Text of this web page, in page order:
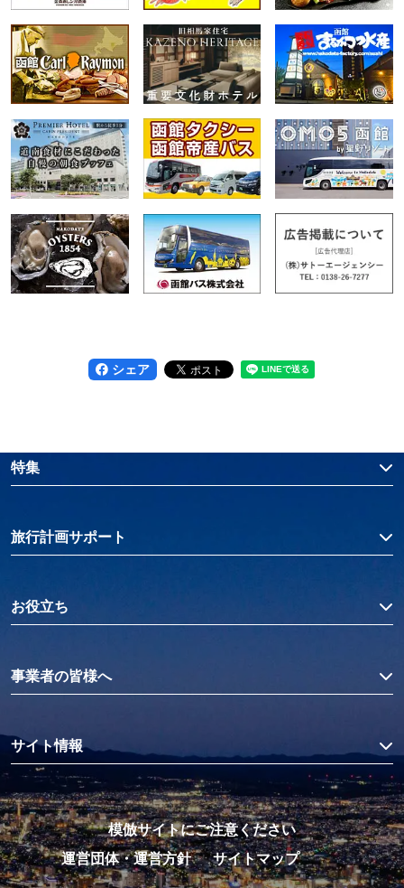
シェア
特集
旅行計画サポート
お役立ち
事業者の皆様へ
サイト情報
模倣サイトにご注意ください
運営団体・運営方針
サイトマップ